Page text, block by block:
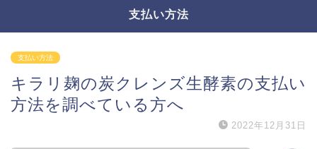
支払い方法
支払い方法
キラリ麹の炭クレンズ生酵素の支払い
方法を調べている方へ
2022年12月31日